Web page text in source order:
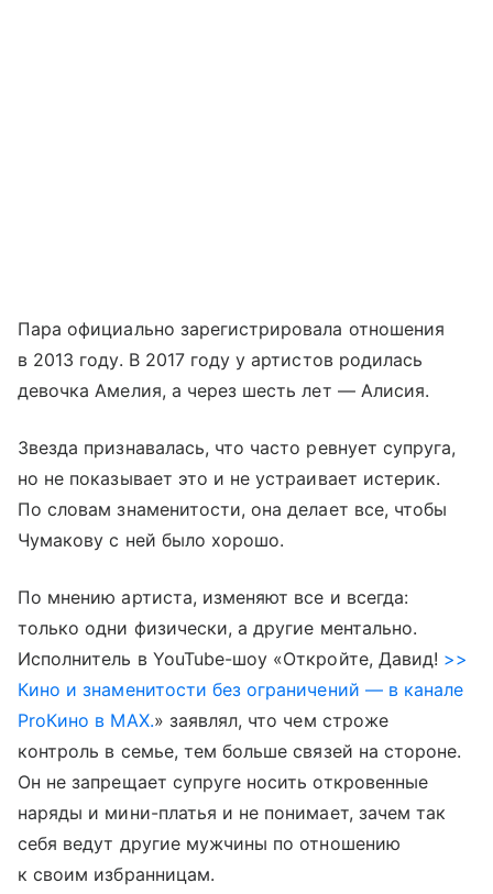
Пара официально зарегистрировала отношения
в 2013 году. В 2017 году у артистов родилась
девочка Амелия, а через шесть лет — Алисия.
Звезда признавалась, что часто ревнует супруга,
но не показывает это и не устраивает истерик.
По словам знаменитости, она делает все, чтобы
Чумакову с ней было хорошо.
По мнению артиста, изменяют все и всегда:
только одни физически, а другие ментально.
Исполнитель в YouTube-шоу «Откройте, Давид! >>
Кино и знаменитости без ограничений — в канале
ProКино в MAX.» заявлял, что чем строже
контроль в семье, тем больше связей на стороне.
Он не запрещает супруге носить откровенные
наряды и мини-платья и не понимает, зачем так
себя ведут другие мужчины по отношению
к своим избранницам.